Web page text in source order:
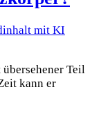
Teil
kann er